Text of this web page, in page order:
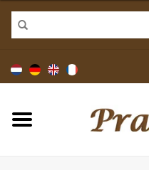
Home
Doosjes